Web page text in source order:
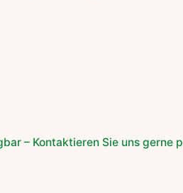
– Kontaktieren Sie uns gerne